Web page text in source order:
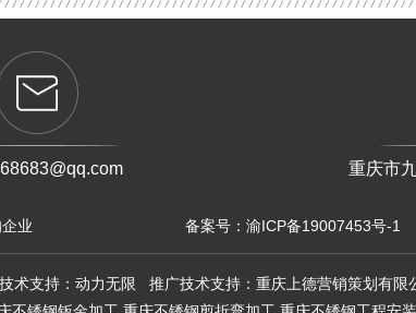
重庆市
业 备案号： 渝ICP备19007453号-1
支持： 动力无限 推广技术支持： 重庆上德营销策划有限